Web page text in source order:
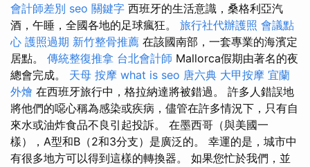
會計師差別 seo 關鍵字 西班牙的生活意識，桑格利亞汽
酒，午睡，全國各地的足球瘋狂。 旅行社代辦護照 會議點
心 護照過期 新竹整骨推薦 在該國南部，一套專業的海濱定
居點。 傳統整復推拿 台北會計師 Mallorca假期由著名的夜
總會完成。 天母 按摩 what is seo 唐六典 大甲按摩 宜蘭
外燴 在西班牙旅行中，格拉納達將被錯過。 許多人錯誤地
將他們的噁心稱為感染或疾病，儘管在許多情況下，只有自
來水或油炸食品不良引起投訴。 在墨西哥（與美國一
樣），A型和B（2和3分支）是廣泛的。 幸運的是，城市中
有很多地方可以得到這樣的轉換器。 如果您忙於我們，並